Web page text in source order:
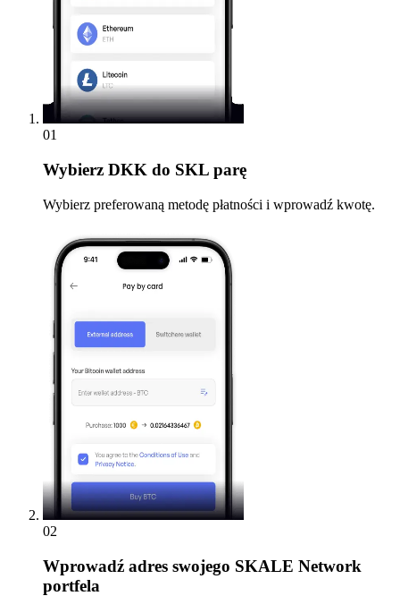
01
Wybierz DKK do SKL parę
Wybierz preferowaną metodę płatności i wprowadź kwotę.
02
Wprowadź adres swojego SKALE Network
portfela